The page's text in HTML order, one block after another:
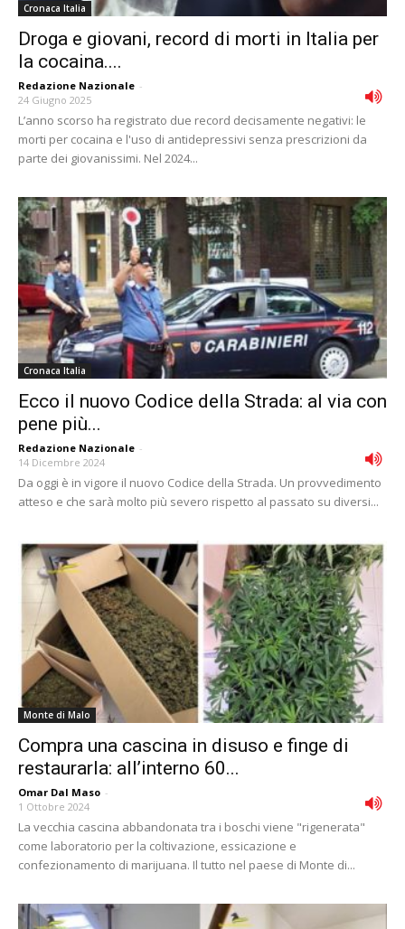
Cronaca Italia
Droga e giovani, record di morti in Italia per
la cocaina....
Redazione Nazionale -
24 Giugno 2025
L’anno scorso ha registrato due record decisamente negativi: le
morti per cocaina e l'uso di antidepressivi senza prescrizioni da
parte dei giovanissimi. Nel 2024...
Cronaca Italia
Ecco il nuovo Codice della Strada: al via con
pene più...
Redazione Nazionale -
14 Dicembre 2024
Da oggi è in vigore il nuovo Codice della Strada. Un provvedimento
atteso e che sarà molto più severo rispetto al passato su diversi...
Monte di Malo
Compra una cascina in disuso e finge di
restaurarla: all’interno 60...
Omar Dal Maso -
1 Ottobre 2024
La vecchia cascina abbandonata tra i boschi viene "rigenerata"
come laboratorio per la coltivazione, essicazione e
confezionamento di marijuana. Il tutto nel paese di Monte di...